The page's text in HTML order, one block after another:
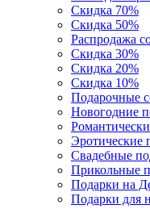
Скидка 70%
Скидка 50%
Распродажа
Скидка 30%
Скидка 20%
Скидка 10%
Подарочные
Новогодние
Эротические
Свадебные
Прикольные
Подарки на
Подарки для